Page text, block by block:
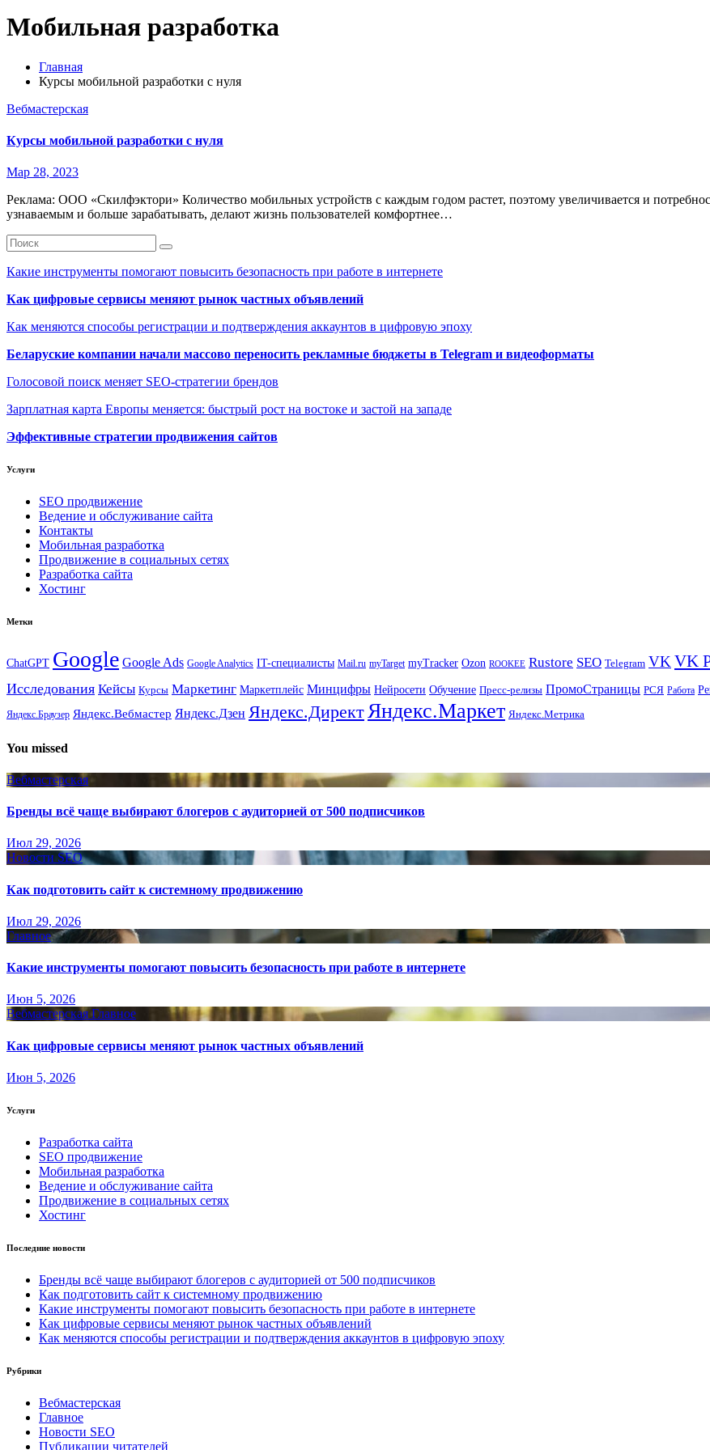
Мобильная разработка
Главная
Курсы мобильной разработки с нуля
Вебмастерская
Курсы мобильной разработки с нуля
Мар 28, 2023
Реклама: ООО «Скилфэктори» Количество мобильных устройств с каждым годом растет, поэтому увеличивается и
узнаваемым и больше зарабатывать, делают жизнь пользователей комфортнее…
Какие инструменты помогают повысить безопасность при работе в интернете
Как цифровые сервисы меняют рынок частных объявлений
Как меняются способы регистрации и подтверждения аккаунтов в цифровую эпоху
Беларуские компании начали массово переносить рекламные бюджеты в Telegram и видеоформаты
Голосовой поиск меняет SEO-стратегии брендов
Зарплатная карта Европы меняется: быстрый рост на востоке и застой на западе
Эффективные стратегии продвижения сайтов
Услуги
SEO продвижение
Ведение и обслуживание сайта
Контакты
Мобильная разработка
Продвижение в социальных сетях
Разработка сайта
Хостинг
Метки
ChatGPT Google Google Ads Google Analytics IT-специалисты Mail.ru myTarget myTracker Ozon ROOKEE Rustore SEO Telegram VKVK
Исследования Кейсы Курсы Маркетинг Маркетплейс Минцифры Нейросети Обучение Пресс-релизы ПромоСтраницы РСЯ Работа
Яндекс.Браузер Яндекс.Вебмастер Яндекс.Дзен Яндекс.ДиректЯндекс.Маркет Яндекс.Метрика
You missed
Вебмастерская
Бренды всё чаще выбирают блогеров с аудиторией от 500 подписчиков
Июл 29, 2026
Новости SEO
Как подготовить сайт к системному продвижению
Июл 29, 2026
Главное
Какие инструменты помогают повысить безопасность при работе в интернете
Июн 5, 2026
Вебмастерская Главное
Как цифровые сервисы меняют рынок частных объявлений
Июн 5, 2026
Услуги
Разработка сайта
SEO продвижение
Мобильная разработка
Ведение и обслуживание сайта
Продвижение в социальных сетях
Хостинг
Последние новости
Бренды всё чаще выбирают блогеров с аудиторией от 500 подписчиков
Как подготовить сайт к системному продвижению
Какие инструменты помогают повысить безопасность при работе в интернете
Как цифровые сервисы меняют рынок частных объявлений
Как меняются способы регистрации и подтверждения аккаунтов в цифровую эпоху
Рубрики
Вебмастерская
Главное
Новости SEO
Публикации читателей